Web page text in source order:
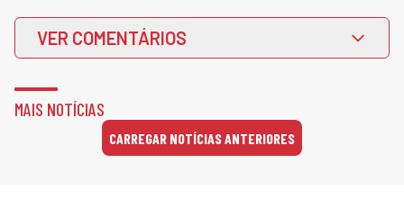
VER COMENTÁRIOS
MAIS NOTÍCIAS
CARREGAR NOTÍCIAS ANTERIORES